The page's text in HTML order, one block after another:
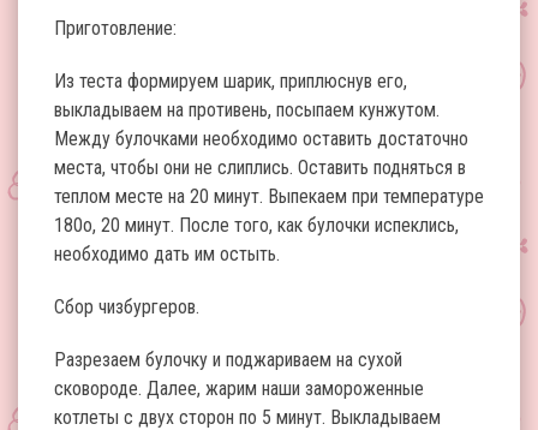
Приготовление:
Из теста формируем шарик, приплюснув его,
выкладываем на противень, посыпаем кунжутом.
Между булочками необходимо оставить достаточно
места, чтобы они не слиплись. Оставить подняться в
теплом месте на 20 минут. Выпекаем при температуре
180о, 20 минут. После того, как булочки испеклись,
необходимо дать им остыть.
Сбор чизбургеров.
Разрезаем булочку и поджариваем на сухой
сковороде. Далее, жарим наши замороженные
котлеты с двух сторон по 5 минут. Выкладываем